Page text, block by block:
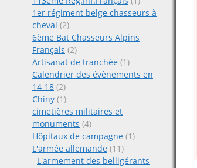
1er régiment belge chasseurs à
cheval (2)
6ème Bat Chasseurs Alpins
Français (2)
Artisanat de tranchée (1)
Calendrier des évènements en
14-18 (2)
Chiny (1)
cimetières militaires et
monuments (4)
Hôpitaux de campagne (1)
L'armée allemande (11)
L'armement des belligérants